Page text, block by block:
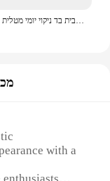
לכיריים רב תכליתיים לכיריים מטבח לכיריים כביסה כלים מטלית כביסה בית בד ניקוי יומי מטלית ניקוי מברשת
with a